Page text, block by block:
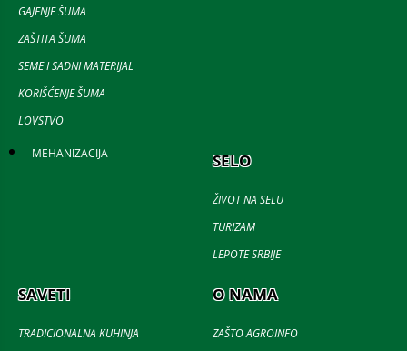
GAJENJE ŠUMA
ZAŠTITA ŠUMA
SEME I SADNI MATERIJAL
KORIŠĆENJE ŠUMA
LOVSTVO
MEHANIZACIJA SELO
ŽIVOT NA SELU
TURIZAM
LEPOTE SRBIJE
SAVETI
TRADICIONALNA KUHINJA
O NAMA
ZAŠTO AGROINFO